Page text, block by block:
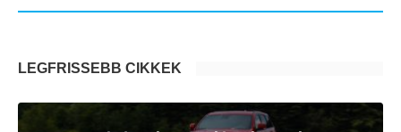
LEGFRISSEBB CIKKEK